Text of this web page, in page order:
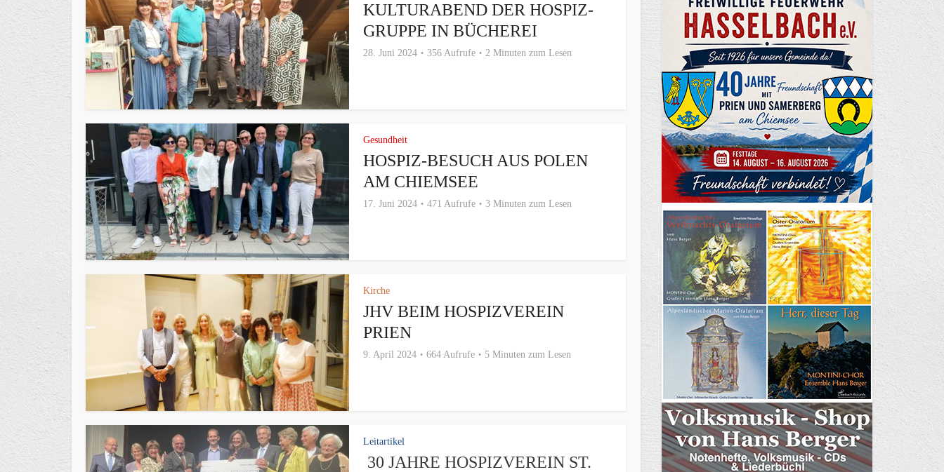
KULTURABEND DER HOSPIZ-
GRUPPE IN BÜCHEREI
28. Juni 2024 356 Aufrufe 2 Minuten zum Lesen
Gesundheit
HOSPIZ-BESUCH AUS POLEN
AM CHIEMSEE
17. Juni 2024 471 Aufrufe 3 Minuten zum Lesen
Kirche
JHV BEIM HOSPIZVEREIN
PRIEN
9. April 2024 664 Aufrufe 5 Minuten zum Lesen
Leitartikel
30 JAHRE HOSPIZVEREIN ST.